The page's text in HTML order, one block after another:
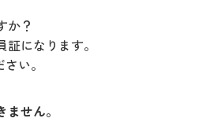
か？
になります。
い。
せん。